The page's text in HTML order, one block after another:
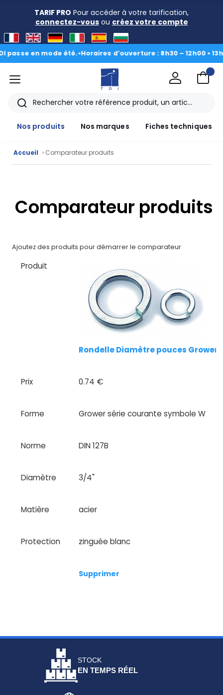
TARIF PRO Pour accéder à votre tarification,
connectez-vousou créez votre compte
en mode été.•Horaires d’ouverture : 8h30 – 12h00 •
CAD/3D
marques
Documentations
menu
Rechercher
Nos produits
Nos marques Fiches techniques
Accueil › Comparateur produits
Comparateur produits
Ajoutez des produits pour démarrer le comparateur
Produit
Rondelle Diamètre pouces Grower
Prix 0.74 €
Forme Grower série courante symbole W
Norme DIN 127B
Diamètre 3/4"
Matière acier
Protection zinguée blanc
Supprimer
STOCK
EN TEMPS RÉEL